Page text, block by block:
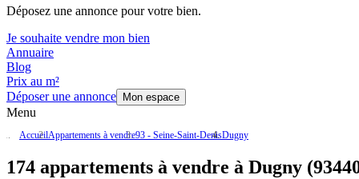
Déposez une annonce pour votre bien.
Je souhaite vendre mon bien
Annuaire
Blog
Prix au m²
Déposer une annonce
Mon espace
Menu
AccueilAppartements à vendre93 - Seine-Saint-DenisDugny
174 appartements à vendre à Dugny